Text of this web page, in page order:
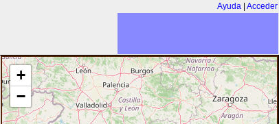
Ayuda Acceder
+
−